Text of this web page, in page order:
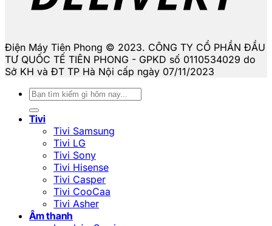
Điện Máy Tiên Phong © 2023. CÔNG TY CỔ PHẦN ĐẦU
TƯ QUỐC TẾ TIÊN PHONG - GPKD số 0110534029 do
Sở KH và ĐT TP Hà Nội cấp ngày 07/11/2023
Tìm
kiếm:
Tivi
Tivi Samsung
Tivi LG
Tivi Sony
Tivi Hisense
Tivi Casper
Tivi CooCaa
Tivi Asher
Âm thanh